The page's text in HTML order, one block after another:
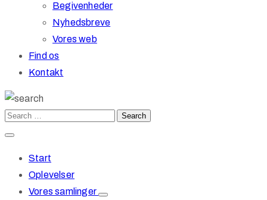
Begivenheder
Nyhedsbreve
Vores web
Find os
Kontakt
Start
Oplevelser
Vores samlinger